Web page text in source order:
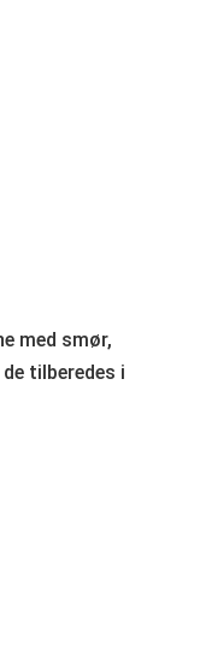
med smør,
tilberedes i